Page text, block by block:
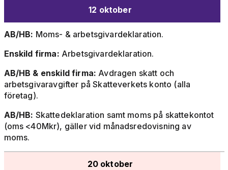
12 oktober
AB/HB: Moms- & arbetsgivardeklaration.
Enskild firma: Arbetsgivardeklaration.
AB/HB & enskild firma: Avdragen skatt och
arbetsgivaravgifter på Skatteverkets konto (alla
företag).
AB/HB: Skattedeklaration samt moms på skattekontot
(oms <40Mkr), gäller vid månadsredovisning av
moms.
20 oktober